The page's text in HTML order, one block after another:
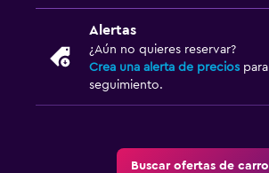
Alertas
¿Aún no quieres reservar?
Crea una alerta de precios
seguimiento.
Buscar ofertas de carro